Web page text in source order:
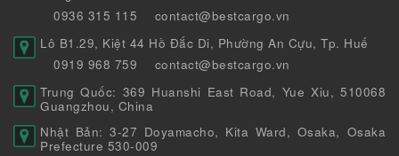
0936 315 115
contact@bestcargo.vn
Lô B1.29, Kiệt 44 Hồ Đắc Di, Phường An Cựu, Tp. Huế
0919 968 759
contact@bestcargo.vn
Trung Quốc: 369 Huanshi East Road, Yue Xiu, 510068
Guangzhou, China
Nhật Bản: 3-27 Doyamacho, Kita Ward, Osaka, Osaka
Prefecture 530-009